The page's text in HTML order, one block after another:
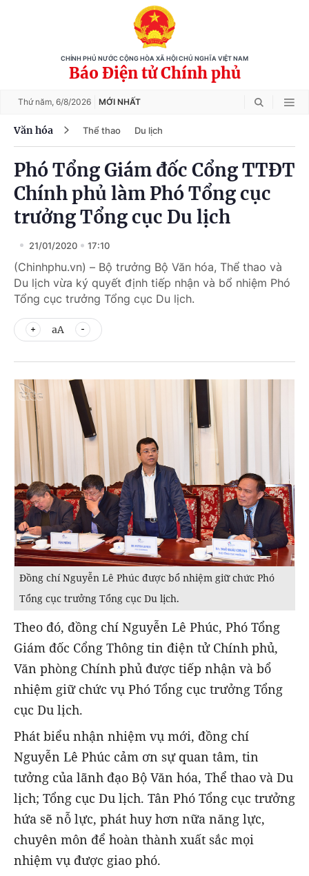
CHÍNH PHỦ NƯỚC CỘNG HÒA XÃ HỘI CHỦ NGHĨA VIỆT NAM
Báo Điện tử Chính phủ
Thứ năm, 6/8/2026 MỚI NHẤT
Văn hóa Thể thao Du lịch
Phó Tổng Giám đốc Cổng TTĐT
Chính phủ làm Phó Tổng cục
trưởng Tổng cục Du lịch
21/01/2020 17:10
(Chinhphu.vn) – Bộ trưởng Bộ Văn hóa, Thể thao và
Du lịch vừa ký quyết định tiếp nhận và bổ nhiệm Phó
Tổng cục trưởng Tổng cục Du lịch.
aA
Đồng chí Nguyễn Lê Phúc được bổ nhiệm giữ chức Phó
Tổng cục trưởng Tổng cục Du lịch.
Theo đó, đồng chí Nguyễn Lê Phúc, Phó Tổng
Giám đốc Cổng Thông tin điện tử Chính phủ,
Văn phòng Chính phủ được tiếp nhận và bổ
nhiệm giữ chức vụ Phó Tổng cục trưởng Tổng
cục Du lịch.
Phát biểu nhận nhiệm vụ mới, đồng chí
Nguyễn Lê Phúc cảm ơn sự quan tâm, tin
tưởng của lãnh đạo Bộ Văn hóa, Thể thao và Du
lịch; Tổng cục Du lịch. Tân Phó Tổng cục trưởng
hứa sẽ nỗ lực, phát huy hơn nữa năng lực,
chuyên môn để hoàn thành xuất sắc mọi
nhiệm vụ được giao phó.